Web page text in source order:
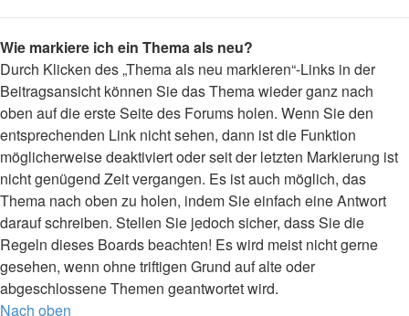
Wie markiere ich ein Thema als neu?
Durch Klicken des „Thema als neu markieren“-Links in der
Beitragsansicht können Sie das Thema wieder ganz nach
oben auf die erste Seite des Forums holen. Wenn Sie den
entsprechenden Link nicht sehen, dann ist die Funktion
möglicherweise deaktiviert oder seit der letzten Markierung ist
nicht genügend Zeit vergangen. Es ist auch möglich, das
Thema nach oben zu holen, indem Sie einfach eine Antwort
darauf schreiben. Stellen Sie jedoch sicher, dass Sie die
Regeln dieses Boards beachten! Es wird meist nicht gerne
gesehen, wenn ohne triftigen Grund auf alte oder
abgeschlossene Themen geantwortet wird.
Nach oben